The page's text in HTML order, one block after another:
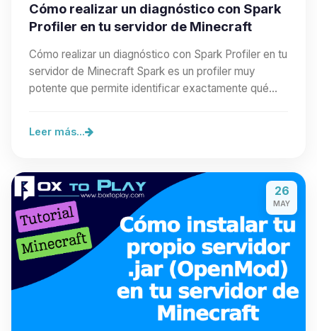
Cómo realizar un diagnóstico con Spark
Profiler en tu servidor de Minecraft
Cómo realizar un diagnóstico con Spark Profiler en tu
servidor de Minecraft Spark es un profiler muy
potente que permite identificar exactamente qué…
Leer más...
26
MAY